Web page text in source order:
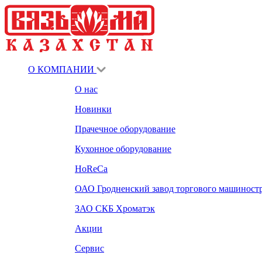
О КОМПАНИИ
О нас
Новинки
Прачечное оборудование
Кухонное оборудование
HoReCa
ОАО Гродненский завод торгового
ЗАО СКБ Хроматэк
Акции
Сервис